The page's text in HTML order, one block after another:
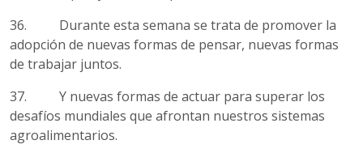
36. Durante esta semana se trata de promover la
adopción de nuevas formas de pensar, nuevas formas
de trabajar juntos.
37. Y nuevas formas de actuar para superar los
desafíos mundiales que afrontan nuestros sistemas
agroalimentarios.